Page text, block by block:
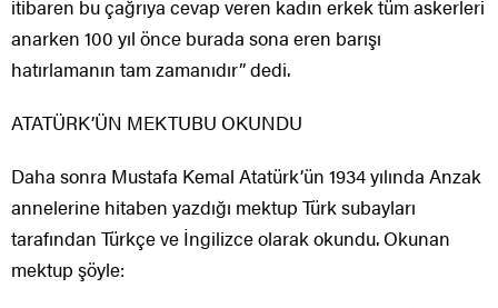
itibaren bu çağrıya cevap veren kadın erkek tüm askerleri
anarken 100 yıl önce burada sona eren barışı
hatırlamanın tam zamanıdır” dedi.
ATATÜRK’ÜN MEKTUBU OKUNDU
Daha sonra Mustafa Kemal Atatürk’ün 1934 yılında Anzak
annelerine hitaben yazdığı mektup Türk subayları
tarafından Türkçe ve İngilizce olarak okundu. Okunan
mektup şöyle: